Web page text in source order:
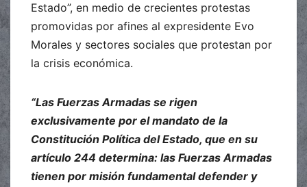
Estado”, en medio de crecientes protestas
promovidas por afines al expresidente Evo
Morales y sectores sociales que protestan por
la crisis económica.
“Las Fuerzas Armadas se rigen
exclusivamente por el mandato de la
Constitución Política del Estado, que en su
artículo 244 determina: las Fuerzas Armadas
tienen por misión fundamental defender y